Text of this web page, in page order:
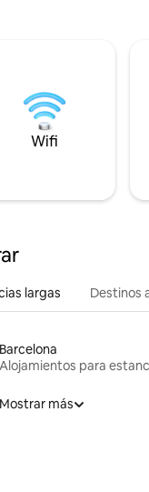
Wifi
largas Destinos
Barcelona
Mostrar más